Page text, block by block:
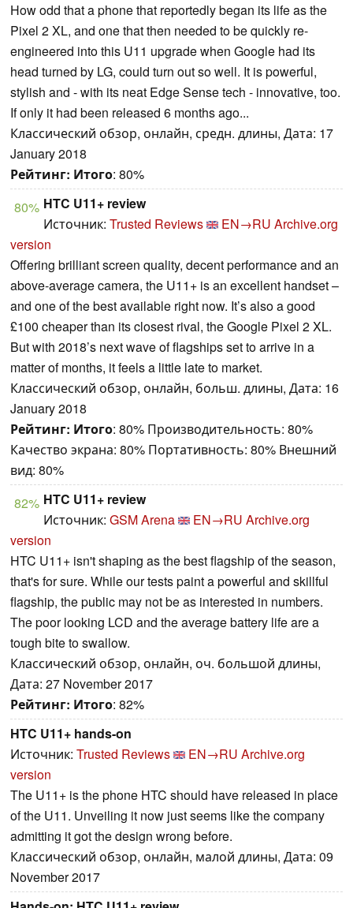
How odd that a phone that reportedly began its life as the
Pixel 2 XL, and one that then needed to be quickly re-
engineered into this U11 upgrade when Google had its
head turned by LG, could turn out so well. It is powerful,
stylish and - with its neat Edge Sense tech - innovative, too.
If only it had been released 6 months ago...
Классический обзор, онлайн, средн. длины, Дата: 17
January 2018
Рейтинг: Итого: 80%
80% HTC U11+ review
Источник: Trusted Reviews EN→RU Archive.org
version
Offering brilliant screen quality, decent performance and an
above-average camera, the U11+ is an excellent handset –
and one of the best available right now. It’s also a good
£100 cheaper than its closest rival, the Google Pixel 2 XL.
But with 2018’s next wave of flagships set to arrive in a
matter of months, it feels a little late to market.
Классический обзор, онлайн, больш. длины, Дата: 16
January 2018
Рейтинг: Итого: 80% Производительность: 80%
Качество экрана: 80% Портативность: 80% Внешний
вид: 80%
82% HTC U11+ review
Источник: GSM Arena EN→RU Archive.org
version
HTC U11+ isn't shaping as the best flagship of the season,
that's for sure. While our tests paint a powerful and skillful
flagship, the public may not be as interested in numbers.
The poor looking LCD and the average battery life are a
tough bite to swallow.
Классический обзор, онлайн, оч. большой длины,
Дата: 27 November 2017
Рейтинг: Итого: 82%
HTC U11+ hands-on
Источник: Trusted Reviews EN→RU Archive.org
version
The U11+ is the phone HTC should have released in place
of the U11. Unveiling it now just seems like the company
admitting it got the design wrong before.
Классический обзор, онлайн, малой длины, Дата: 09
November 2017